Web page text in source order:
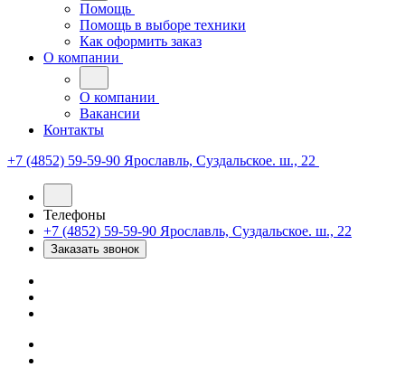
Помощь
Помощь в выборе техники
Как оформить заказ
О компании
О компании
Вакансии
Контакты
+7 (4852) 59-59-90 Ярославль, Суздальское. ш., 22
Телефоны
+7 (4852) 59-59-90 Ярославль, Суздальское. ш., 22
Заказать звонок